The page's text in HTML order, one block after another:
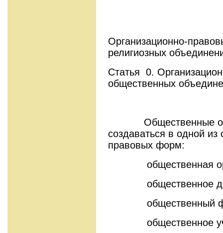
Организационно-
религиозных
Статья 0.
общественных
Общественные
создаваться в одной
правовых форм:
общественная
общественное
общественный
общественное